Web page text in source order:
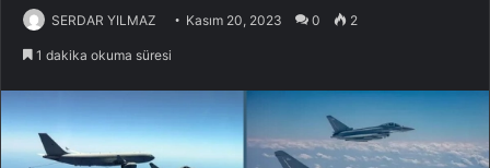
SERDAR YILMAZ Kasım 20, 2023 0 2
1 dakika okuma süresi